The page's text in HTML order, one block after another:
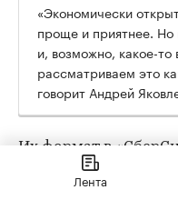
«Экономически
проще и приятнее. Но
и, возможно, какое-
рассматриваем это
говорит Андрей
Их формат в
отличается от
трафик с проездной
Лента